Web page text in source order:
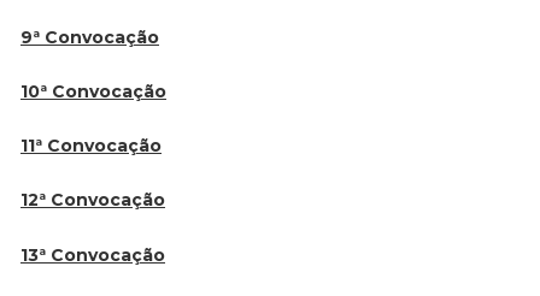
9ª Convocação
10ª Convocação
11ª Convocação
12ª Convocação
13ª Convocação